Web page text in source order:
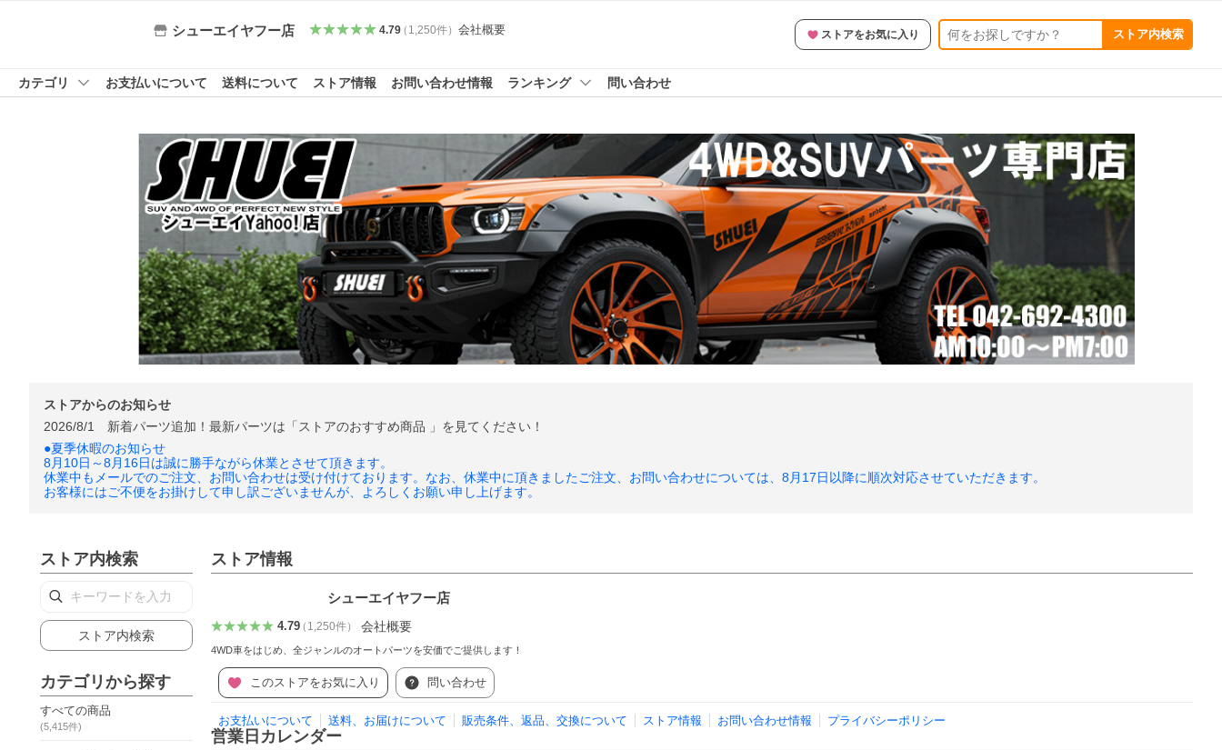
シューエイヤフー店 4.79（ 1,250件） 会社概要 ストアをお気に入り ストア内検索
カテゴリ お支払いについて 送料について ストア情報 お問い合わせ情報 ランキング 問い合わせ
ストアからのお知らせ
2026/8/1 新着パーツ追加！最新パーツは「ストアのおすすめ商品 」を見てください！
●夏季休暇のお知らせ
8月10日～8月16日は誠に勝手ながら休業とさせて頂きます。
休業中もメールでのご注文、お問い合わせは受け付けております。なお、休業中に頂きましたご注文、お問い合わせについては、8月17日以降に順次対応させていただきます。
お客様にはご不便をお掛けして申し訳ございませんが、よろしくお願い申し上げます。
ストア内検索
ストア内検索
カテゴリから探す
すべての商品
(5,415件)
ストア情報
シューエイヤフー店
4.79（ 1,250件） 会社概要
4WD車をはじめ、全ジャンルのオートパーツを安価でご提供します！
このストアをお気に入り 問い合わせ
お支払いについて 送料、お届けについて 販売条件、返品、交換について ストア情報 お問い合わせ情報 プライバシーポリシー
営業日カレンダー